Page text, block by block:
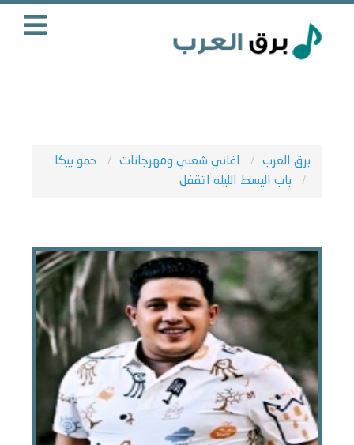
برق العرب اغاني شعبي ومهرجانات
حمو بيكا
باب اليسط الليله اتقفل